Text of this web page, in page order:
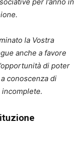
per l’anno in
la Vostra
anche a favore
di poter
conoscenza di